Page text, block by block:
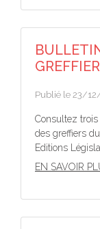
Publié le 23/
Consultez
des greffiers
Editions
EN SAVOIR